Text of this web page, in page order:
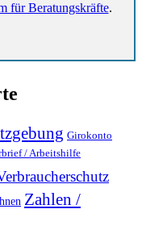
für Beratungskräfte.
Girokonto
/ Arbeitshilfe
Zahlen /